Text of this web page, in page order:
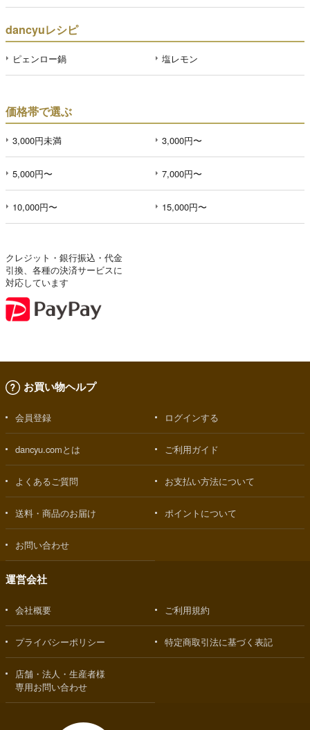
dancyuレシピ
ピェンロー鍋 塩レモン
価格帯で選ぶ
3,000円未満 3,000円〜
5,000円〜 7,000円〜
10,000円〜 15,000円〜
クレジット・銀行振込・代金
引換、各種の決済サービスに
対応しています
お買い物ヘルプ
会員登録 ログインする
dancyu.comとは ご利用ガイド
よくあるご質問 お支払い方法について
送料・商品のお届け ポイントについて
お問い合わせ
運営会社
会社概要 ご利用規約
プライバシーポリシー 特定商取引法に基づく表記
店舗・法人・生産者様
専用お問い合わせ